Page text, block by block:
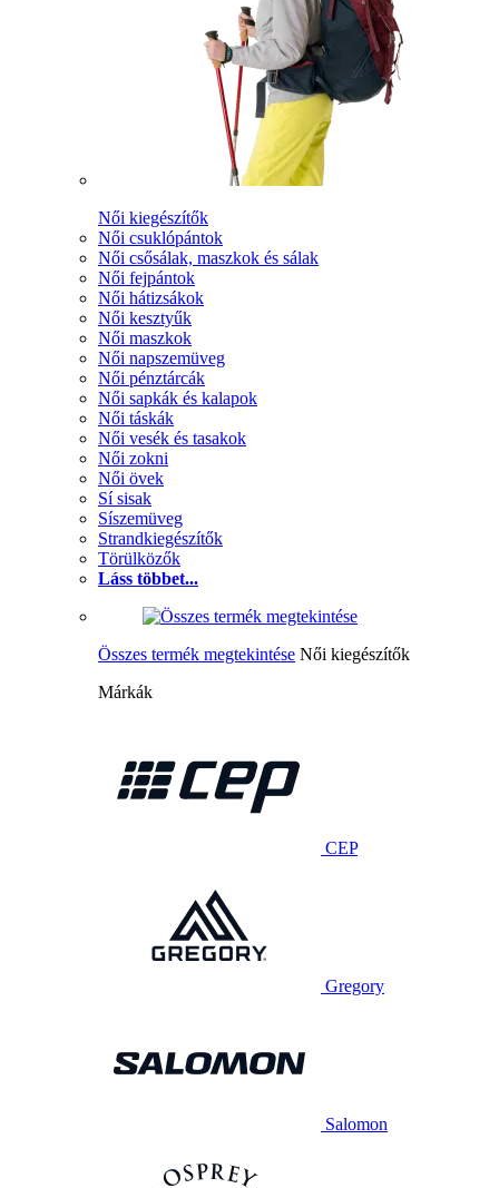
Női kiegészítők
Női csuklópántok
Női csősálak, maszkok és sálak
Női fejpántok
Női hátizsákok
Női kesztyűk
Női maszkok
Női napszemüveg
Női pénztárcák
Női sapkák és kalapok
Női táskák
Női vesék és tasakok
Női zokni
Női övek
Sí sisak
Síszemüveg
Strandkiegészítők
Törülközők
Láss többet...
Összes termék megtekintése Női kiegészítők
Márkák
CEP
Gregory
Salomon